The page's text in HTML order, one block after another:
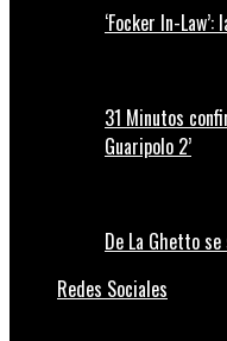
‘Focker In-
31 Minutos
Guaripolo 2’
De La Ghetto
Redes Sociales